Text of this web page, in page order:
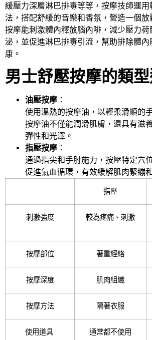
緩壓力深層淋巴排毒等等，按摩技師運
法，搭配舒緩的音樂和香氛，營造一個
按摩能刺激體內釋放腦內啡，減少壓力
泌，並促進淋巴排毒引流，幫助排除體
康。
男士舒壓按摩的類
油壓按摩 ：
使用溫熱的按摩油，以輕柔滑順的
按摩油不僅能潤滑肌膚，還具有滋
彈性和光澤。
指壓按摩 ：
通過指尖和手肘施力，按壓特定穴
促進氣血循環，有效緩解肌肉緊繃
指壓
刺激強度 較為疼痛、刺激
按摩部位 著重經絡
按摩深度 肌肉組織
按摩方法 隔著衣服
使用道具 通常都不使用